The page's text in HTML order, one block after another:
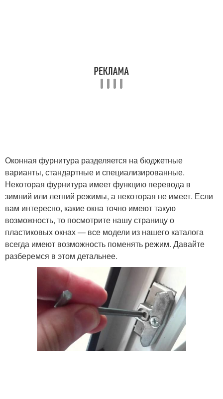
Оконная фурнитура разделяется на бюджетные
варианты, стандартные и специализированные.
Некоторая фурнитура имеет функцию перевода в
зимний или летний режимы, а некоторая не имеет. Если
вам интересно, какие окна точно имеют такую
возможность, то посмотрите нашу страницу о
пластиковых окнах — все модели из нашего каталога
всегда имеют возможность поменять режим. Давайте
разберемся в этом детальнее.